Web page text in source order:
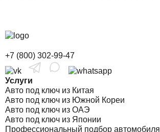
+7 (800) 302-99-47
Услуги
Авто под ключ из Китая
Авто под ключ из Южной Кореи
Авто под ключ из ОАЭ
Авто под ключ из Японии
Профессиональный подбор автомобиля